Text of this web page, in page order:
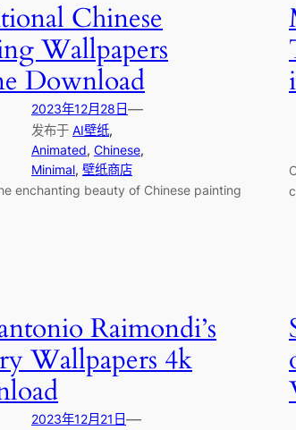
Chinese
Wallpapers
Download
2023年12月28日—
发布于 AI壁纸
Animated, Chinese
Minimal, 壁纸商店
enchanting beauty of Chinese painting
Raimondi’s
Wallpapers 4k
2023年12月21日—